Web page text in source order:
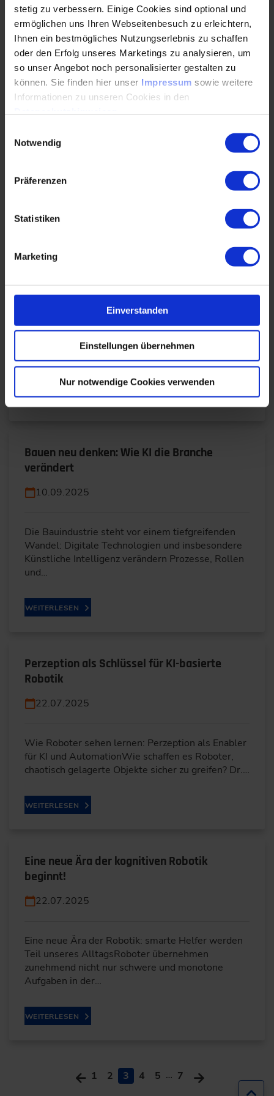
stetig zu verbessern. Einige Cookies sind optional und
ermöglichen uns Ihren Webseitenbesuch zu erleichtern,
Ihnen ein bestmögliches Nutzungserlebnis zu schaffen
oder den Erfolg unseres Marketings zu analysieren, um
so unser Angebot noch personalisierter gestalten zu
können. Sie finden hier unser Impressum sowie weitere
Informationen zu unseren Cookies in den
Notwendig
Präferenzen
Statistiken
Marketing
Einverstanden
Einstellungen übernehmen
Nur notwendige Cookies verwenden
Chancen der Robotik – von der Industrie bis
zur Großküche
24.09.2025
Fabriken, sondern auch in Gastronomie, Pflege und
Alltag. In unserem Interview erklärt Dr. Hendrik…
WEITERLESEN
Maschinenverordnung bis zum Produktpass
eine vernetzte IndustrieMit der
Maschinenverordnung, dem Digitalen Produktpass,
dem Data Act und dem…
WEITERLESEN
Bauen neu denken: Wie KI die Branche
verändert
10.09.2025
Die Bauindustrie steht vor einem tiefgreifenden
Wandel: Digitale Technologien und insbesondere
Künstliche Intelligenz verändern Prozesse, Rollen
und…
WEITERLESEN
Perzeption als Schlüssel für KI-basierte
Robotik
22.07.2025
Wie Roboter sehen lernen: Perzeption als Enabler
für KI und AutomationWie schaffen es Roboter,
chaotisch gelagerte Objekte sicher zu greifen? Dr.…
WEITERLESEN
Eine neue Ära der kognitiven Robotik
beginnt!
22.07.2025
Eine neue Ära der Robotik: smarte Helfer werden
Teil unseres AlltagsRoboter übernehmen
zunehmend nicht nur schwere und monotone
Aufgaben in der…
WEITERLESEN
1 2 3 4 5 … 7